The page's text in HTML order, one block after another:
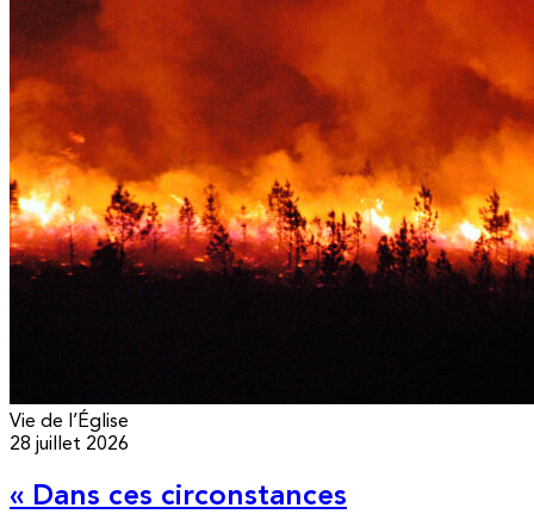
Vie de l’Église
28 juillet 2026
« Dans ces circonstances